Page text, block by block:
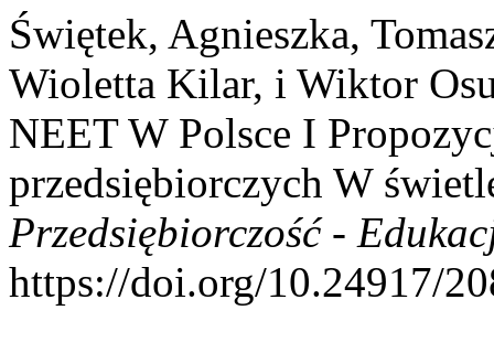
Świętek, Agnieszka,
Wioletta Kilar, i Wiktor
NEET W Polsce I
przedsiębiorczych W
Przedsiębiorczość -
https://doi.org/10.24917/